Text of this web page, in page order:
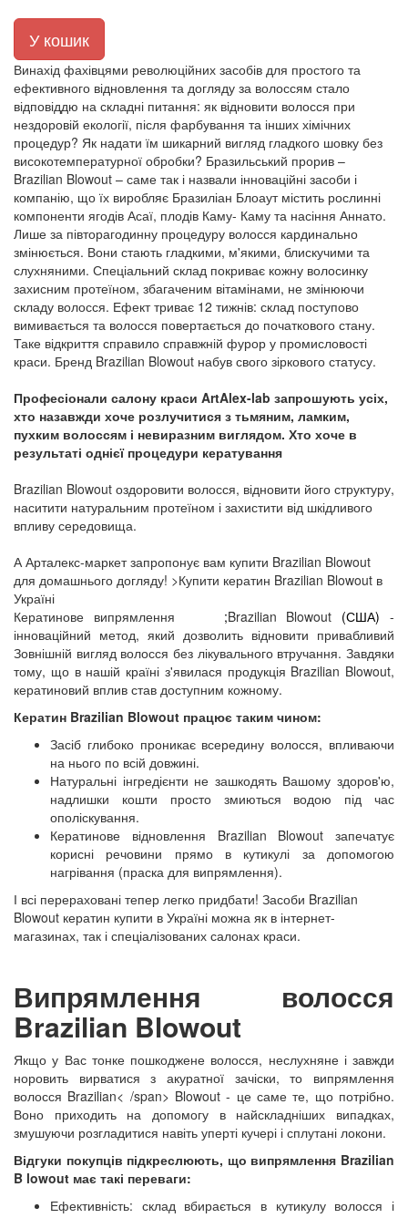
У кошик
Винахід фахівцями революційних засобів для простого та
ефективного відновлення та догляду за волоссям стало
відповіддю на складні питання: як відновити волосся при
нездоровій екології, після фарбування та інших хімічних
процедур? Як надати їм шикарний вигляд гладкого шовку без
високотемпературної обробки? Бразильський прорив –
Brazilian Blowout – саме так і назвали інноваційні засоби і
компанію, що їх виробляє Бразиліан Блоаут містить рослинні
компоненти ягодів Асаї, плодів Каму- Каму та насіння Аннато.
Лише за півторагодинну процедуру волосся кардинально
змінюється. Вони стають гладкими, м'якими, блискучими та
слухняними. Спеціальний склад покриває кожну волосинку
захисним протеїном, збагаченим вітамінами, не змінюючи
складу волосся. Ефект триває 12 тижнів: склад поступово
вимивається та волосся повертається до початкового стану.
Таке відкриття справило справжній фурор у промисловості
краси. Бренд Brazilian Blowout набув свого зіркового статусу.
Професіонали салону краси ArtAlex-lab запрошують усіх,
хто назавжди хоче розлучитися з тьмяним, ламким,
пухким волоссям і невиразним виглядом. Хто хоче в
результаті однієї процедури кератування
Brazilian Blowout оздоровити волосся, відновити його структуру,
наситити натуральним протеїном і захистити від шкідливого
впливу середовища.
А Арталекс-маркет запропонує вам купити Brazilian Blowout
для домашнього догляду! >Купити кератин Brazilian Blowout в
Україні
Кератинове випрямлення ;Brazilian Blowout (США)-
інноваційний метод, який дозволить відновити привабливий
Зовнішній вигляд волосся без лікувального втручання. Завдяки
тому, що в нашій країні з'явилася продукція Brazilian Blowout,
кератиновий вплив став доступним кожному.
Кератин Brazilian Blowout працює таким чином:
Засіб глибоко проникає всередину волосся, впливаючи
на нього по всій довжині.
Натуральні інгредієнти не зашкодять Вашому здоров'ю,
надлишки кошти просто змиються водою під час
ополіскування.
Кератинове відновлення Brazilian Blowout запечатує
корисні речовини прямо в кутикулі за допомогою
нагрівання (праска для випрямлення).
І всі перераховані тепер легко придбати! Засоби Brazilian
Blowout кератин купити в Україні можна як в інтернет-
магазинах, так і спеціалізованих салонах краси.
Випрямлення волосся
Brazilian Blowout
Якщо у Вас тонке пошкоджене волосся, неслухняне і завжди
норовить вирватися з акуратної зачіски, то випрямлення
волосся Brazilian< /span> Blowout - це саме те, що потрібно.
Воно приходить на допомогу в найскладніших випадках,
змушуючи розгладитися навіть уперті кучері і сплутані локони.
Відгуки покупців підкреслюють, що випрямлення Brazilian
B lowout має такі переваги:
Ефективність: склад вбирається в кутикулу волосся і